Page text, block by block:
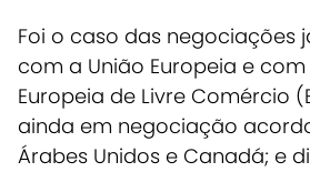
Foi o caso das negociações
com a União Europeia e
Europeia de Livre Comércio
ainda em negociação
Árabes Unidos e Canadá; e